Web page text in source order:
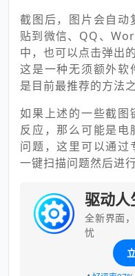
截图后，图片会自动
贴到微信、QQ、
中，也可以点击弹出
这是一种无须额外软
是目前最推荐的方法之
如果上述的一些截图
反应，那么可能是电
问题，这里可以通过
一键扫描问题然后进
驱动人
全新界面
忧